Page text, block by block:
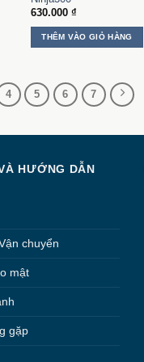
trên
trang
sản
630.000 ₫
THÊM VÀO GIỎ HÀNG
4 5 6 7
HƯỚNG DẪN
chuyển
mật
gặp